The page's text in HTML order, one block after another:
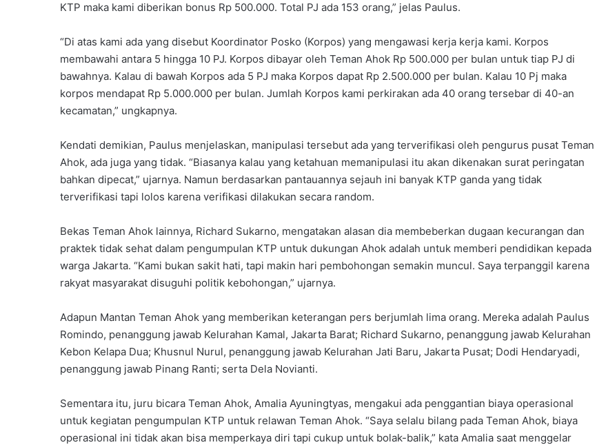
KTP maka kami diberikan bonus Rp 500.000. Total PJ ada 153 orang,” jelas Paulus.
“Di atas kami ada yang disebut Koordinator Posko (Korpos) yang mengawasi kerja kerja kami. Korpos
membawahi antara 5 hingga 10 PJ. Korpos dibayar oleh Teman Ahok Rp 500.000 per bulan untuk tiap PJ di
bawahnya. Kalau di bawah Korpos ada 5 PJ maka Korpos dapat Rp 2.500.000 per bulan. Kalau 10 Pj maka
korpos mendapat Rp 5.000.000 per bulan. Jumlah Korpos kami perkirakan ada 40 orang tersebar di 40-an
kecamatan,” ungkapnya.
Kendati demikian, Paulus menjelaskan, manipulasi tersebut ada yang terverifikasi oleh pengurus pusat Teman
Ahok, ada juga yang tidak. “Biasanya kalau yang ketahuan memanipulasi itu akan dikenakan surat peringatan
bahkan dipecat,” ujarnya. Namun berdasarkan pantauannya sejauh ini banyak KTP ganda yang tidak
terverifikasi tapi lolos karena verifikasi dilakukan secara random.
Bekas Teman Ahok lainnya, Richard Sukarno, mengatakan alasan dia membeberkan dugaan kecurangan dan
praktek tidak sehat dalam pengumpulan KTP untuk dukungan Ahok adalah untuk memberi pendidikan kepada
warga Jakarta. “Kami bukan sakit hati, tapi makin hari pembohongan semakin muncul. Saya terpanggil karena
rakyat masyarakat disuguhi politik kebohongan,” ujarnya.
Adapun Mantan Teman Ahok yang memberikan keterangan pers berjumlah lima orang. Mereka adalah Paulus
Romindo, penanggung jawab Kelurahan Kamal, Jakarta Barat; Richard Sukarno, penanggung jawab Kelurahan
Kebon Kelapa Dua; Khusnul Nurul, penanggung jawab Kelurahan Jati Baru, Jakarta Pusat; Dodi Hendaryadi,
penanggung jawab Pinang Ranti; serta Dela Novianti.
Sementara itu, juru bicara Teman Ahok, Amalia Ayuningtyas, mengakui ada penggantian biaya operasional
untuk kegiatan pengumpulan KTP untuk relawan Teman Ahok. “Saya selalu bilang pada Teman Ahok, biaya
operasional ini tidak akan bisa memperkaya diri tapi cukup untuk bolak-balik,” kata Amalia saat menggelar